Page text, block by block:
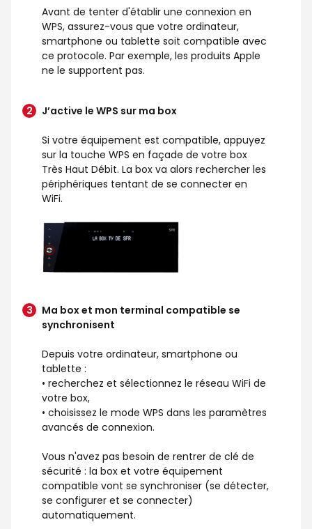
Avant de tenter d'établir une connexion en
WPS, assurez-vous que votre ordinateur,
smartphone ou tablette soit compatible avec
ce protocole. Par exemple, les produits Apple
ne le supportent pas.
J’active le WPS sur ma box
Si votre équipement est compatible, appuyez
sur la touche WPS en façade de votre box
Très Haut Débit. La box va alors rechercher les
périphériques tentant de se connecter en
WiFi.
Ma box et mon terminal compatible se
synchronisent
Depuis votre ordinateur, smartphone ou
tablette :
• recherchez et sélectionnez le réseau WiFi de
votre box,
• choisissez le mode WPS dans les paramètres
avancés de connexion.
Vous n'avez pas besoin de rentrer de clé de
sécurité : la box et votre équipement
compatible vont se synchroniser (se détecter,
se configurer et se connecter)
automatiquement.